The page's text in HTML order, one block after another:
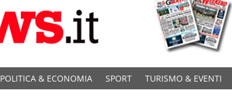
POLITICA & ECONOMIA SPORT TURISMO & EVENTI